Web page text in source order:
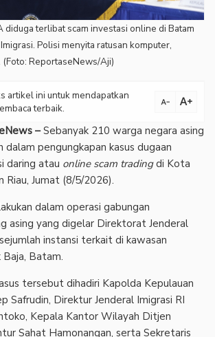
diduga terlibat scam investasi online di Batam
Polisi menyita ratusan komputer,
ReportaseNews/Aji)
artikel ini untuk mendapatkan
terbaik.
text_decrease text_increase
–Sebanyak 210 warga negara asing
dalam pengungkapan kasus dugaan
daring atau online scam tradingdi Kota
Riau, Jumat (8/5/2026).
dalam operasi gabungan
asing yang digelar Direktorat Jenderal
instansi terkait di kawasan
Batam.
tersebut dihadiri Kapolda Kepulauan
Safrudin, Direktur Jenderal Imigrasi RI
Kepala Kantor Wilayah Ditjen
Sahat Hamonangan, serta Sekretaris